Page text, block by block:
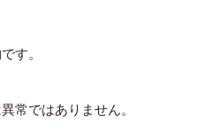
す。
常ではありません。